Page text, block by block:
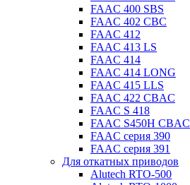
FAAC 400 SBS
FAAC 402 CBC
FAAC 412
FAAC 413 LS
FAAC 414
FAAC 414 LONG
FAAC 415 LLS
FAAC 422 CBAC
FAAC S 418
FAAC S450H CBAC
FAAC серия 390
FAAC серия 391
Для откатных приводов
Alutech RTO-500